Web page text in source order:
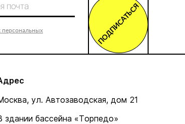
персональных
ПОДПИСАТЬСЯ
ул. Автозаводская, дом 21
здании бассейна «Торпедо»